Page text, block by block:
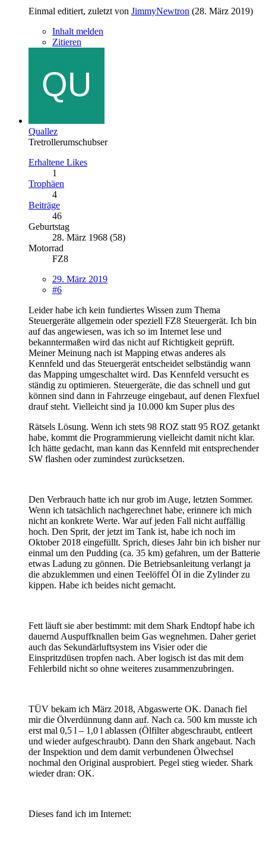
Einmal editiert, zuletzt von JimmyNewtron (28. März 2019)
Inhalt melden
Zitieren
Quallez
Tretrollerumschubser
Erhaltene Likes
1
Trophäen
4
Beiträge
46
Geburtstag
28. März 1968 (58)
Motorrad
FZ8
29. März 2019
#6
Leider habe ich kein fundiertes Wissen zum Thema
Steuergeräte allgemein oder speziell FZ8 Steuergerät. Ich bin
auf das angewiesen, was ich so im Internet lese und
bekanntermaßen wird das nicht auf Richtigkeit geprüft.
Meiner Meinung nach ist Mapping etwas anderes als
Kennfeld und das Steuergerät entscheidet selbständig wann
das Mapping umgeschaltet wird. Das Kennfeld versucht es
ständig zu optimieren. Steuergeräte, die das schnell und gut
können sind dann in Fahrzeuge eingebaut, auf denen Flexfuel
drauf steht. Vielleicht sind ja 10.000 km Super plus des
Rätsels Lösung. Wenn ich stets 98 ROZ statt 95 ROZ getankt
habe, kommt die Programmierung vielleicht damit nicht klar.
Ich hätte gedacht, man kann das Kennfeld mit entsprechender
SW flashen oder zumindest zurücksetzen.
Den Verbrauch hatte ich nur grob im Auge, letzten Sommer.
Wenn ich tatsächlich nachgerechnet habe, erinnere ich mich
nicht an konkrete Werte. War auf jeden Fall nicht auffällig
hoch. Den Sprit, der jetzt im Tank ist, habe ich noch im
Oktober 2018 eingefüllt. Sprich, dieses Jahr bin ich bisher nur
einmal um den Pudding (ca. 35 km) gefahren, um der Batterie
etwas Ladung zu gönnen. Die Betriebsanleitung verlangt ja
die abzuklemmen und einen Teelöffel Öl in die Zylinder zu
kippen. Habe ich beides nicht gemacht.
Fett läuft sie aber bestimmt: mit dem Shark Endtopf habe ich
dauernd Auspuffknallen beim Gas wegnehmen. Daher geriet
auch das Sekundärluftsystem ins Visier oder die
Einspritzdüsen tropfen nach. Aber logisch ist das mit dem
Fehlerbild nicht so ohne weiteres zusammenzubringen.
TÜV bekam ich März 2018, Abgaswerte OK. Danach fiel
mir die Ölverdünnung dann auf. Nach ca. 500 km musste ich
erst mal 0,5 l – 1,0 l ablassen (Ölfilter abgeschraubt, entleert
und wieder aufgeschraubt). Dann den Shark angebaut. Nach
der Inspektion und dem damit verbundenen Ölwechsel
nochmal den Original ausprobiert. Pegel stieg wieder. Shark
wieder dran: OK.
Dieses fand ich im Internet: